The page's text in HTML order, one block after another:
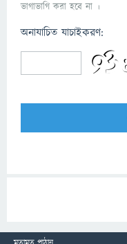
ভাগাভাগি করা হবে না ।
অনাযাচিত যাচাইকরণ: